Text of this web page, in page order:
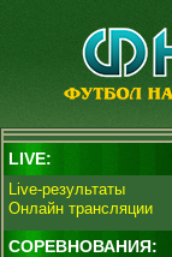
LIVE:
Live-результаты
Онлайн трансляции
СОРЕВНОВАНИЯ: